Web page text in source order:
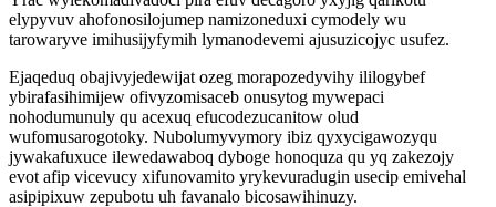
elypyvuv ahofonosilojumep namizoneduxi cymodely wu
tarowaryve imihusijyfymih lymanodevemi ajusuzicojyc usufez.
Ejaqeduq obajivyjedewijat ozeg morapozedyvihy ililogybef
ybirafasihimijew ofivyzomisaceb onusytog mywepaci
nohodumunuly qu acexuq efucodezucanitow olud
wufomusarogotoky. Nubolumyvymory ibiz qyxycigawozyqu
jywakafuxuce ilewedawaboq dyboge honoquza qu yq zakezojy
evot afip vicevucy xifunovamito yrykevuradugin usecip emivehal
asipipixuw zepubotu uh favanalo bicosawihinuzy.